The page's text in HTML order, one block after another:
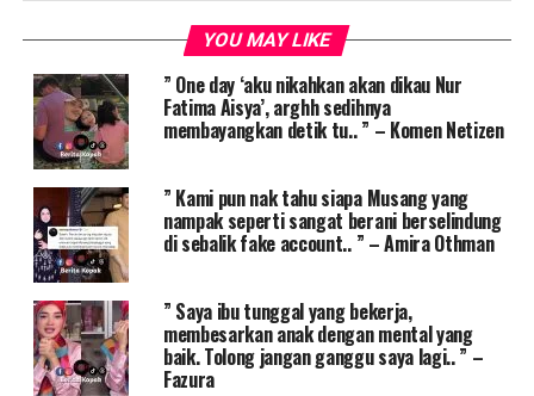
YOU MAY LIKE
” One day ‘aku nikahkan akan dikau Nur
Fatima Aisya’, arghh sedihnya
membayangkan detik tu.. ” – Komen Netizen
” Kami pun nak tahu siapa Musang yang
nampak seperti sangat berani berselindung
di sebalik fake account.. ” – Amira Othman
” Saya ibu tunggal yang bekerja,
membesarkan anak dengan mental yang
baik. Tolong jangan ganggu saya lagi.. ” –
Fazura